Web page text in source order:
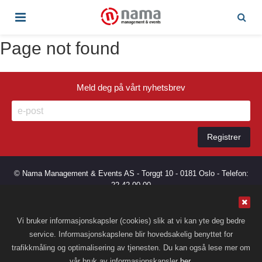
Vi bruker informasjonskapsler (cookies) slik at vi kan yte deg bedre
service. Informasjonskapslene blir hovedsakelig benyttet for
trafikkmåling og optimalisering av tjenesten. Du kan også lese mer om
Page not found
Meld deg på vårt nyhetsbrev
© Nama Management & Events AS - Torggt 10 - 0181 Oslo - Telefon:
22 42 00 00
Nama.no bruker cookies. Ved å fortsette å bruke siden samtykker du
til dette. Les mer om vår cookiebrukher.